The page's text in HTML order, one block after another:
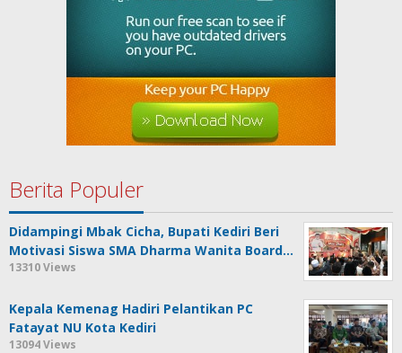
Berita Populer
Didampingi Mbak Cicha, Bupati Kediri Beri
Motivasi Siswa SMA Dharma Wanita Board…
13310 Views
Kepala Kemenag Hadiri Pelantikan PC
Fatayat NU Kota Kediri
13094 Views